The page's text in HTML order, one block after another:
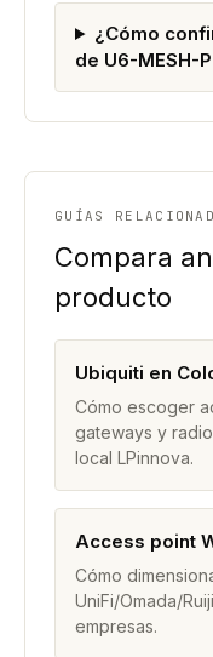
¿Cómo
de U6-MESH-
GUÍAS
Compara
producto
Ubiquiti en
Cómo escoger
gateways y
local LPinnova.
Access point
Cómo
UniFi/Omada/
empresas.